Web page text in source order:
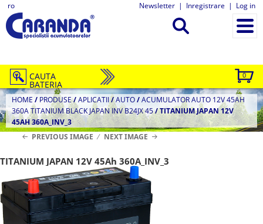
ro Newsletter | Inregistrare | Log in
0
CAUTA
BATERIA
HOME / PRODUSE/APLICATII/AUTO/ACUMULATOR AUTO 12V 45AH
360A TITANIUM BLACK JAPAN INV B24JX 45/TITANIUM JAPAN 12V
45AH 360A_INV_3
PREVIOUS IMAGE
NEXT IMAGE
TITANIUM JAPAN 12V 45Ah 360A_INV_3